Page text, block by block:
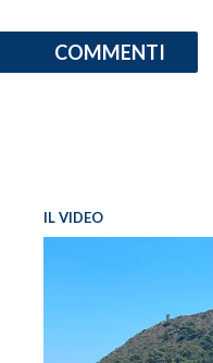
COMMENTI
IL VIDEO